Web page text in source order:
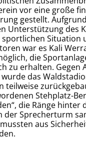
vor eine große
gestellt.
Unterstützung des
Situation
war es Kali
die
zu erhalten. Gegen
wurde das
teilweise
Stehplatz-
die Ränge hinter
der Sprecherturm
aus